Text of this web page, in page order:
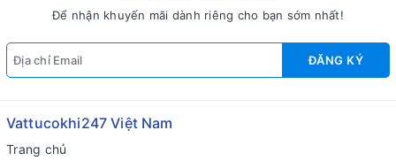
Để nhận khuyến mãi dành riêng cho bạn sớm nhất!
ĐĂNG KÝ
Vattucokhi247 Việt Nam
Trang chủ